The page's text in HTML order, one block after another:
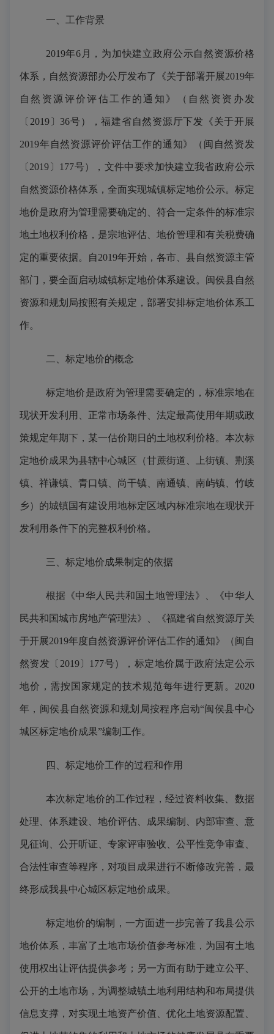
一、工作背景
2019年6月，为加快建立政府公示自然资源价格
体系，自然资源部办公厅发布了《关于部署开展2019年
自然资源评价评估工作的通知》（自然资资办发
〔2019〕36号），福建省自然资源厅下发《关于开展
2019年自然资源评价评估工作的通知》（闽自然资发
〔2019〕177号），文件中要求加快建立我省政府公示
自然资源价格体系，全面实现城镇标定地价公示。标定
地价是政府为管理需要确定的、符合一定条件的标准宗
地土地权利价格，是宗地评估、地价管理和有关税费确
定的重要依据。自2019年开始，各市、县自然资源主管
部门，要全面启动城镇标定地价体系建设。闽侯县自然
资源和规划局按照有关规定，部署安排标定地价体系工
作。
二、标定地价的概念
标定地价是政府为管理需要确定的，标准宗地在
现状开发利用、正常市场条件、法定最高使用年期或政
策规定年期下，某一估价期日的土地权利价格。本次标
定地价成果为县辖中心城区（甘蔗街道、上街镇、荆溪
镇、祥谦镇、青口镇、尚干镇、南通镇、南屿镇、竹岐
乡）的城镇国有建设用地标定区域内标准宗地在现状开
发利用条件下的完整权利价格。
三、标定地价成果制定的依据
根据《中华人民共和国土地管理法》、《中华人
民共和国城市房地产管理法》、《福建省自然资源厅关
于开展2019年度自然资源评价评估工作的通知》（闽自
然资发〔2019〕177号），标定地价属于政府法定公示
地价，需按国家规定的技术规范每年进行更新。2020
年，闽侯县自然资源和规划局按程序启动“闽侯县中心
城区标定地价成果”编制工作。
四、标定地价工作的过程和作用
本次标定地价的工作过程，经过资料收集、数据
处理、体系建设、地价评估、成果编制、内部审查、意
见征询、公开听证、专家评审验收、公平性竞争审查、
合法性审查等程序，对项目成果进行不断修改完善，最
终形成我县中心城区标定地价成果。
标定地价的编制，一方面进一步完善了我县公示
地价体系，丰富了土地市场价值参考标准，为国有土地
使用权出让评估提供参考；另一方面有助于建立公平、
公开的土地市场，为调整城镇土地利用结构和布局提供
信息支撑，对实现土地资产价值、优化土地资源配置、